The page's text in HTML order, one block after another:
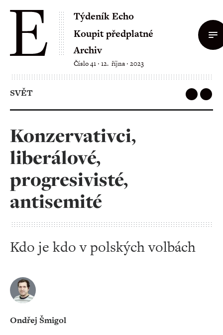
Týdeník Echo
Koupit předplatné
Archiv
Číslo 41 ‧ 12. října ‧ 2023
SVĚT
Konzervativci,
liberálové,
progresivisté,
antisemité
Kdo je kdo v polských volbách
Ondřej Šmigol